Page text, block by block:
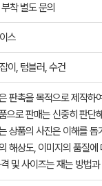
착 별도 문의
스
이, 텀블러, 수건
판촉을 목적으로 제작하
으로 판매는 신중히 판단
상품의 사진은 이해를
해상도, 이미지의 품질
및 사이즈는 재는 방법